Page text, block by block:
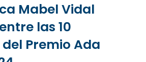
Mabel Vidal
las 10
Premio Ada